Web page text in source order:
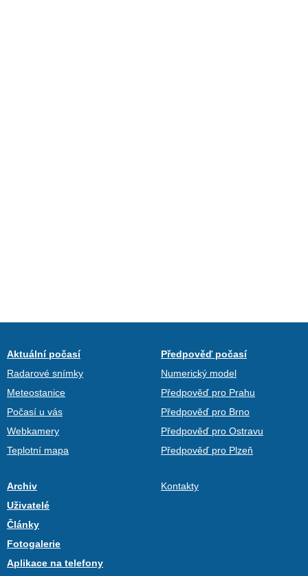
Aktuální počasí
Radarové snímky
Meteostanice
Počasí u vás
Webkamery
Teplotní mapa
Předpověď počasí
Numerický model
Předpověď pro Prahu
Předpověď pro Brno
Předpověď pro Ostravu
Předpověď pro Plzeň
Archiv
Uživatelé
Články
Fotogalerie
Aplikace na telefony
Kontakty